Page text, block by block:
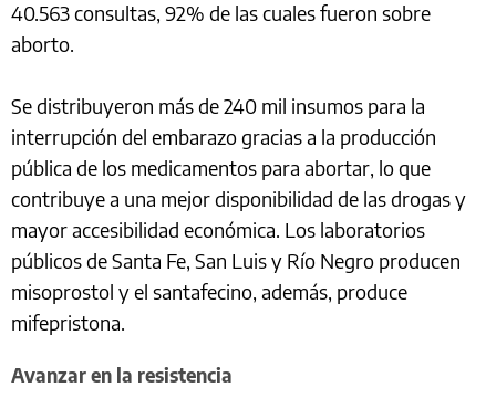
40.563 consultas, 92% de las cuales fueron sobre
aborto.
Se distribuyeron más de 240 mil insumos para la
interrupción del embarazo gracias a la producción
pública de los medicamentos para abortar, lo que
contribuye a una mejor disponibilidad de las drogas y
mayor accesibilidad económica. Los laboratorios
públicos de Santa Fe, San Luis y Río Negro producen
misoprostol y el santafecino, además, produce
mifepristona.
Avanzar en la resistencia